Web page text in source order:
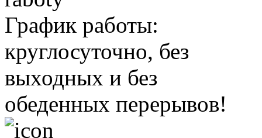
График работы:
круглосуточно, без
выходных и без
обеденных перерывов!